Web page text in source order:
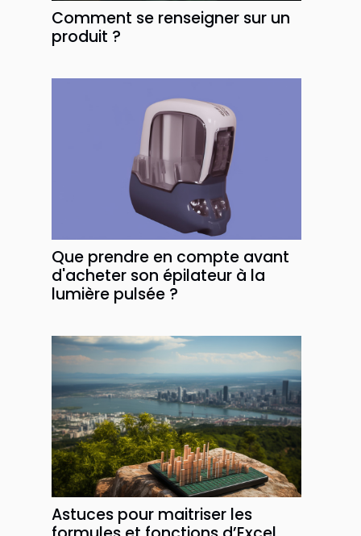
Comment se renseigner sur un
produit ?
Que prendre en compte avant
d'acheter son épilateur à la
lumière pulsée ?
Astuces pour maitriser les